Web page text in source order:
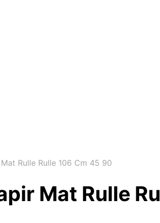
Rulle Rulle 106 Cm 45 90
Mat Rulle